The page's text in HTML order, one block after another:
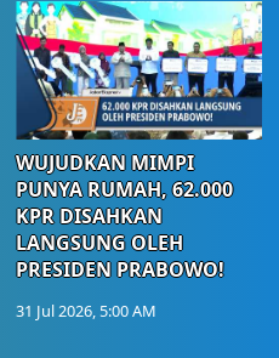
WUJUDKAN MIMPI
PUNYA RUMAH, 62.000
KPR DISAHKAN
LANGSUNG OLEH
PRESIDEN PRABOWO!
31 Jul 2026, 5:00 AM